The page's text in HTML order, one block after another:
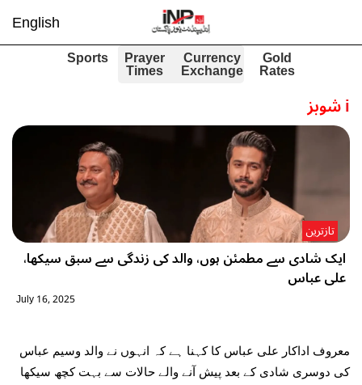
English
Gold
Rates
Currency
Exchange
Prayer
Times
Sports
iشوبز
ایک شادی سے مطمئن ہوں، والد کی زندگی سے سبق سیکھا،
علی عباس
تازترین
July 16, 2025
معروف اداکار علی عباس کا کہنا ہے کہ انہوں نے والد وسیم عباس
کی دوسری شادی کے بعد پیش آنے والے حالات سے بہت کچھ سیکھا